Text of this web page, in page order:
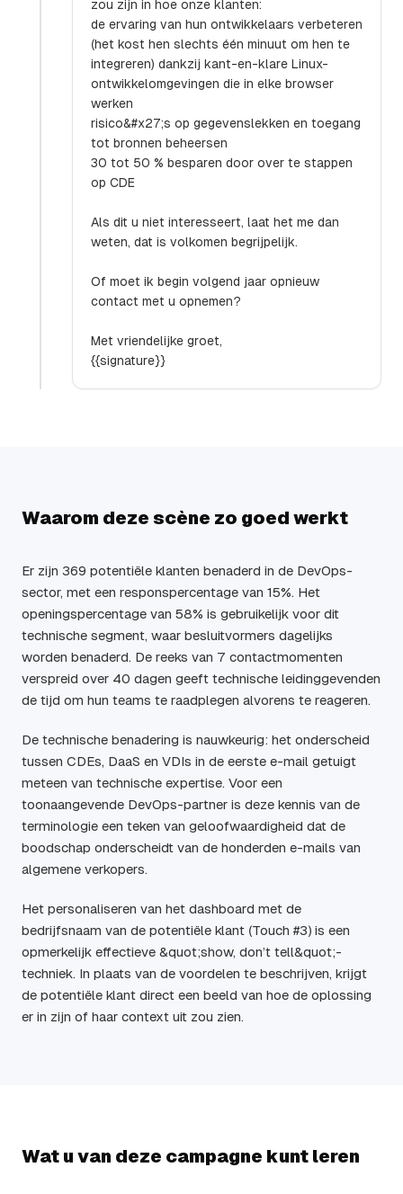
zou zijn in hoe onze klanten:
de ervaring van hun ontwikkelaars verbeteren
(het kost hen slechts één minuut om hen te
integreren) dankzij kant-en-klare Linux-
ontwikkelomgevingen die in elke browser
werken
risico&#x27;s op gegevenslekken en toegang
tot bronnen beheersen
30 tot 50 % besparen door over te stappen
op CDE
Als dit u niet interesseert, laat het me dan
weten, dat is volkomen begrijpelijk.
Of moet ik begin volgend jaar opnieuw
contact met u opnemen?
Met vriendelijke groet,
{{signature}}
Waarom deze scène zo goed werkt
Er zijn 369 potentiële klanten benaderd in de DevOps-
sector, met een responspercentage van 15%. Het
openingspercentage van 58% is gebruikelijk voor dit
technische segment, waar besluitvormers dagelijks
worden benaderd. De reeks van 7 contactmomenten
verspreid over 40 dagen geeft technische leidinggevenden
de tijd om hun teams te raadplegen alvorens te reageren.
De technische benadering is nauwkeurig: het onderscheid
tussen CDEs, DaaS en VDIs in de eerste e-mail getuigt
meteen van technische expertise. Voor een
toonaangevende DevOps-partner is deze kennis van de
terminologie een teken van geloofwaardigheid dat de
boodschap onderscheidt van de honderden e-mails van
algemene verkopers.
Het personaliseren van het dashboard met de
bedrijfsnaam van de potentiële klant (Touch #3) is een
opmerkelijk effectieve &quot;show, don’t tell&quot;-
techniek. In plaats van de voordelen te beschrijven, krijgt
de potentiële klant direct een beeld van hoe de oplossing
er in zijn of haar context uit zou zien.
Wat u van deze campagne kunt leren